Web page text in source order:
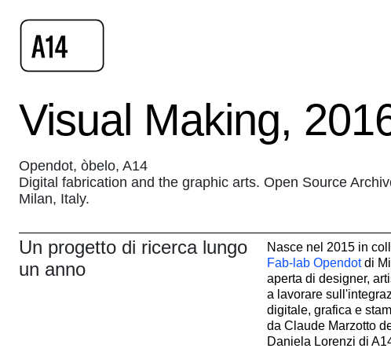
Visual Making,
Opendot, òbelo, A14
Digital fabrication and the graphic arts. Open Source
Milan, Italy.
Un progetto di ricerca lungo
un anno
Nasce nel 2015 in
Fab-lab Opendot di
aperta di designer,
a lavorare
digitale, grafica e
da Claude Marzotto
Daniela Lorenzi di